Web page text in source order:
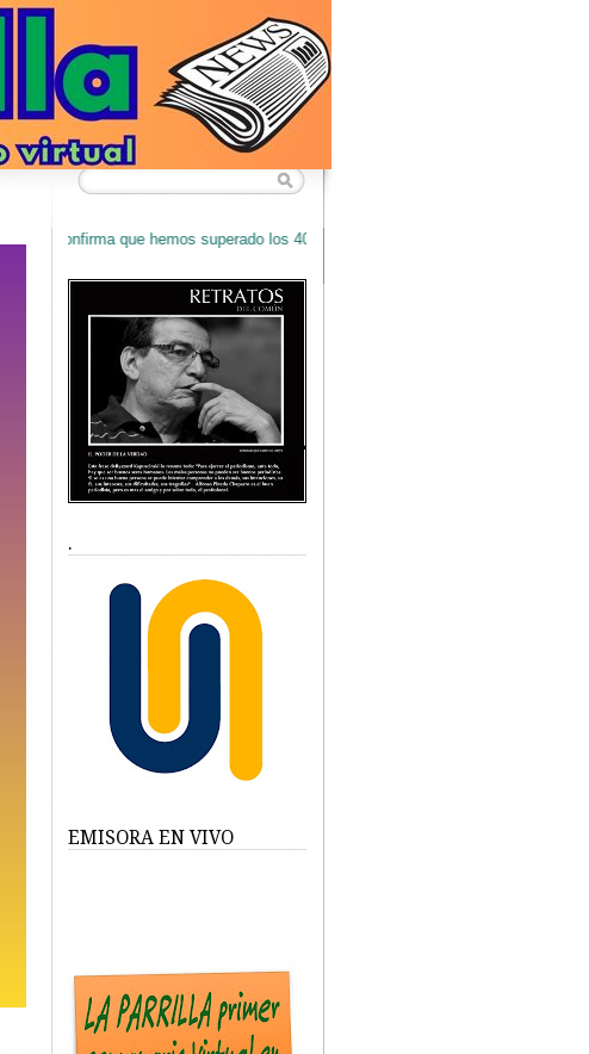
superado los 40.000 lectores semanales y nos ratifica como EL BLOG mas
.
EMISORA EN VIVO